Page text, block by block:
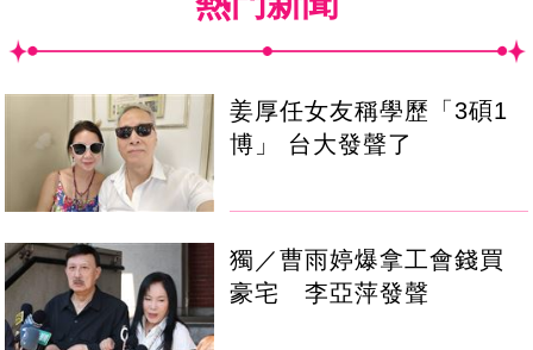
姜厚任女友稱學歷「3碩1
博」 台大發聲了
獨／曹雨婷爆拿工會錢買
豪宅 李亞萍發聲